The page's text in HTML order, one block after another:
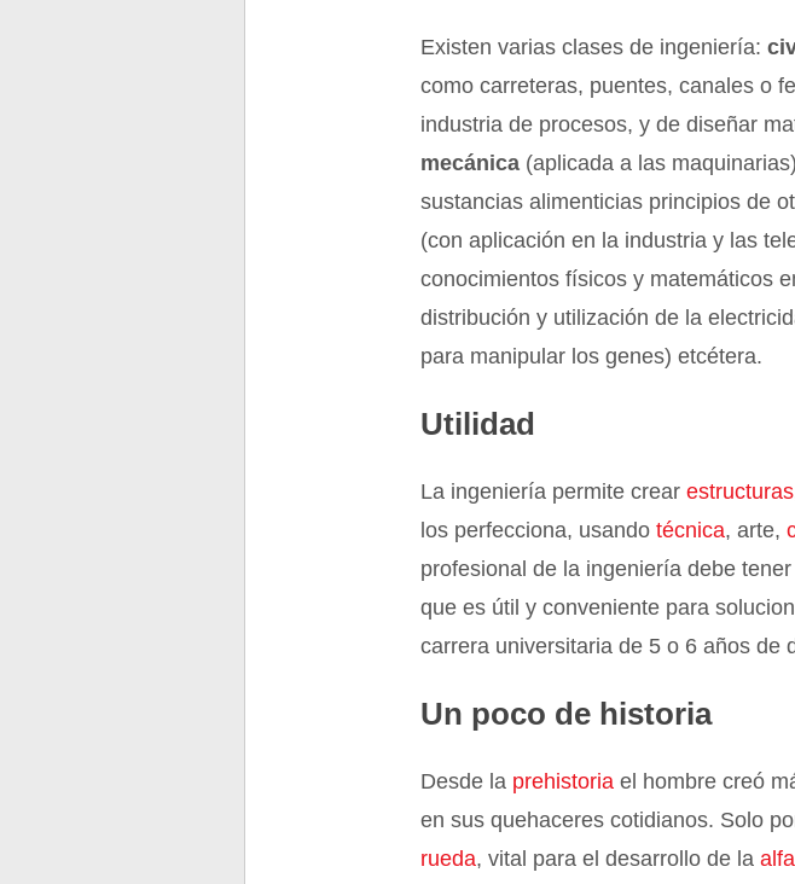
Existen varias clases de ingeniería:
como carreteras, puentes, canales o
industria de procesos, y de diseñar
mecánica (aplicada a las
sustancias alimenticias principios de
(con aplicación en la industria y las
conocimientos físicos y matemáticos
distribución y utilización de la
para manipular los genes) etcétera.
Utilidad
La ingeniería permite crear estructuras
los perfecciona, usandotécnica, arte,
profesional de la ingeniería debe
que es útil y conveniente para
carrera universitaria de 5 o 6 años de
Un poco de historia
Desde la prehistoria el hombre creó
en sus quehaceres cotidianos. Solo
rueda, vital para el desarrollo de la